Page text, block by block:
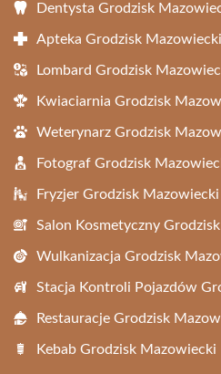
Dentysta Grodzisk
Apteka Grodzisk Mazowiecki
Lombard Grodzisk
Kwiaciarnia Grodzisk
Weterynarz Grodzisk
Fotograf Grodzisk
Fryzjer Grodzisk Mazowiecki
Salon Kosmetyczny
Wulkanizacja Grodzisk
Stacja Kontroli Pojazdów
Restauracje Grodzisk
Kebab Grodzisk Mazowiecki